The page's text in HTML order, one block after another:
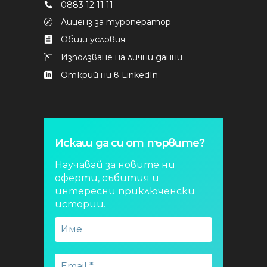
0883 12 11 11
Лиценз за туроператор
Общи условия
Използване на лични данни
Открий ни в LinkedIn
Искаш да си от първите?
Научавай за новите ни
оферти, събития и
интересни приключенски
истории.